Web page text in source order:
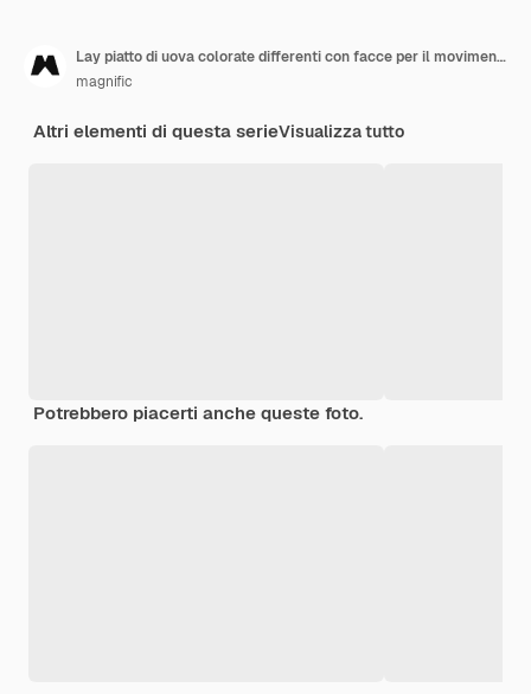
Lay piatto di uova colorate differenti con facce per il movimento della materia delle vite nere
magnific
Altri elementi di questa serieVisualizza tutto
Potrebbero piacerti anche queste foto.